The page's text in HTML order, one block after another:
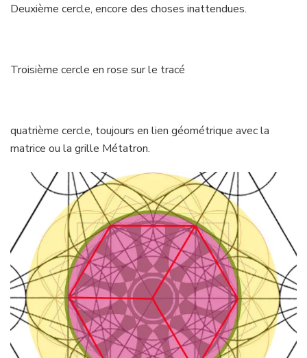
Deuxième cercle, encore des choses inattendues.
Troisième cercle en rose sur le tracé
quatrième cercle, toujours en lien géométrique avec la
matrice ou la grille Métatron.